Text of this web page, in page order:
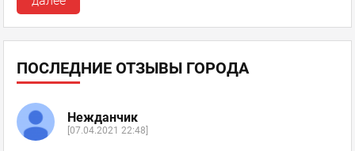
ПОСЛЕДНИЕ ОТЗЫВЫ ГОРОДА
Нежданчик
[07.04.2021 22:48]